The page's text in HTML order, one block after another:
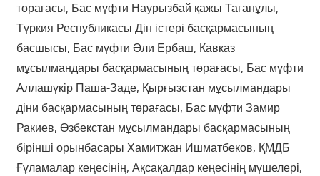
төрағасы, Бас мүфти Наурызбай қажы Тағанұлы,
Түркия Республикасы Дін істері басқармасының
басшысы, Бас мүфти Әли Ербаш, Кавказ
мұсылмандары басқармасының төрағасы, Бас мүфти
Аллашүкір Паша-Заде, Қырғызстан мұсылмандары
діни басқармасының төрағасы, Бас мүфти Замир
Ракиев, Өзбекстан мұсылмандары басқармасының
бірінші орынбасары Хамитжан Ишматбеков, ҚМДБ
Ғұламалар кеңесінің, Ақсақалдар кеңесінің мүшелері,